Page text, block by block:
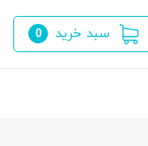
سبد خرید 0